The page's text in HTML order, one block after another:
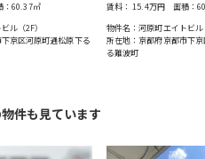
60.37㎡
ル（2F）
京区河原町通松原下る
賃料：15.4万円面積：
物件名：河原町エイトビル
所在地：京都府京都市下
る難波町
件も見ています